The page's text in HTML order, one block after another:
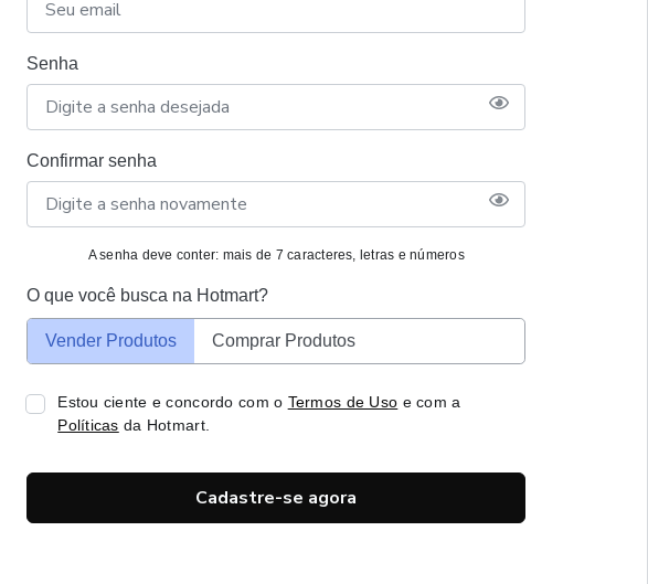
Senha
Confirmar senha
A senha deve conter: mais de 7 caracteres, letras e números
O que você busca na Hotmart?
Vender Produtos Comprar Produtos
Estou ciente e concordo com o Termos de Uso e com a
Políticas da Hotmart.
Cadastre-se agora